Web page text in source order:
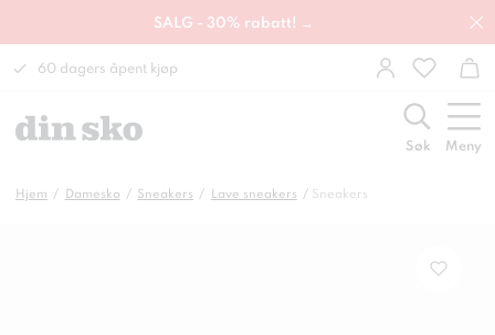
SALG - 30% rabatt! →
60 dagers åpent kjøp
Søk Meny
Hjem Damesko Sneakers Lave sneakers Sneakers